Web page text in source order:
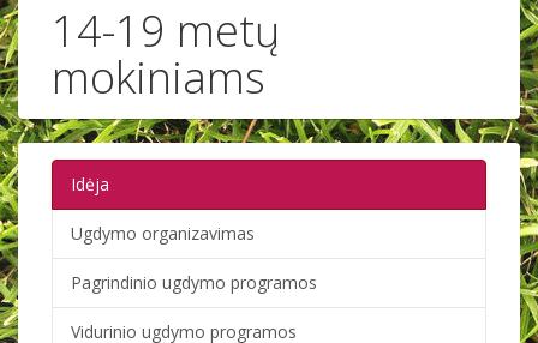
14-19 metų
mokiniams
Idėja
Ugdymo organizavimas
Pagrindinio ugdymo programos
Vidurinio ugdymo programos